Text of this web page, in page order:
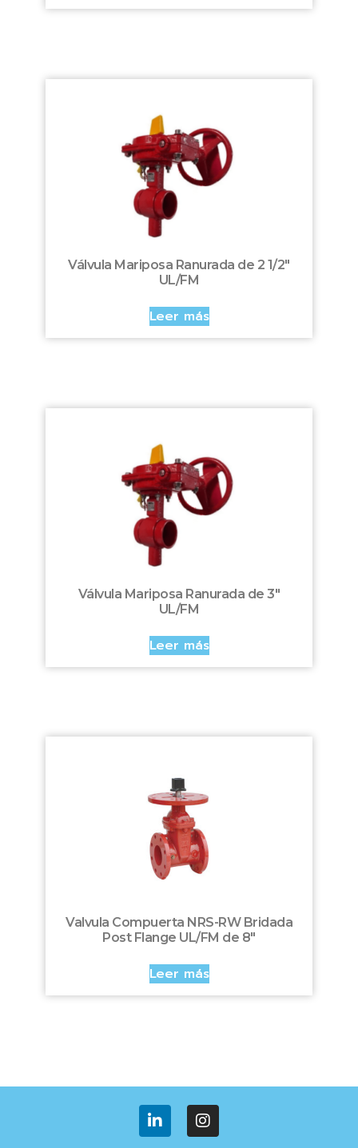
Válvula Mariposa Ranurada de 2 1/2″
UL/FM
Leer más
Válvula Mariposa Ranurada de 3″
UL/FM
Leer más
Valvula Compuerta NRS-RW Bridada
Post Flange UL/FM de 8″
Leer más